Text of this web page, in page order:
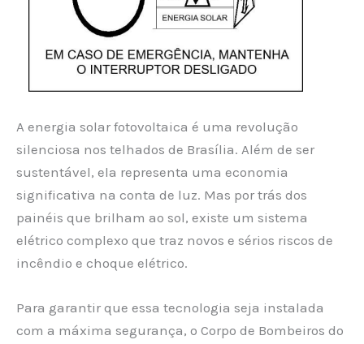
A energia solar fotovoltaica é uma revolução
silenciosa nos telhados de Brasília. Além de ser
sustentável, ela representa uma economia
significativa na conta de luz. Mas por trás dos
painéis que brilham ao sol, existe um sistema
elétrico complexo que traz novos e sérios riscos de
incêndio e choque elétrico.
Para garantir que essa tecnologia seja instalada
com a máxima segurança, o Corpo de Bombeiros do